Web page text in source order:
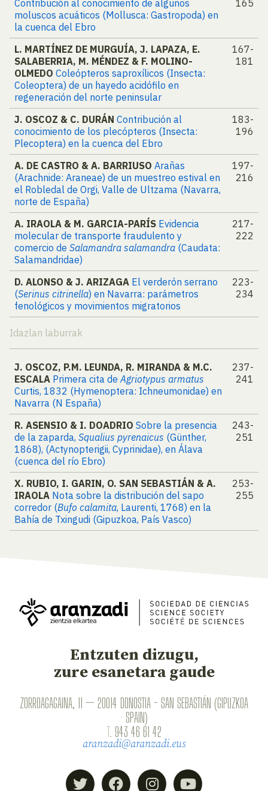
Contribución al conocimiento de algunos
moluscos acuáticos (Mollusca: Gastropoda) en
la cuenca del Ebro
165
L. MARTÍNEZ DE MURGUÍA, J. LAPAZA, E.
SALABERRIA, M. MÉNDEZ & F. MOLINO-
OLMEDO Coleópteros saproxílicos (Insecta:
Coleoptera) de un hayedo acidófilo en
regeneración del norte peninsular
167-
181
J. OSCOZ & C. DURÁN Contribución al
conocimiento de los plecópteros (Insecta:
Plecoptera) en la cuenca del Ebro
183-
196
A. DE CASTRO & A. BARRIUSO Arañas
(Arachnide: Araneae) de un muestreo estival en
el Robledal de Orgi, Valle de Ultzama (Navarra,
norte de España)
197-
216
A. IRAOLA & M. GARCIA-PARÍS Evidencia
molecular de transporte fraudulento y
comercio de Salamandra salamandra (Caudata:
Salamandridae)
217-
222
D. ALONSO & J. ARIZAGA El verderón serrano
(Serinus citrinella) en Navarra: parámetros
fenológicos y movimientos migratorios
223-
234
Idazlan laburrak
J. OSCOZ, P.M. LEUNDA, R. MIRANDA & M.C.
ESCALA Primera cita deAgriotypus armatus
Curtis, 1832 (Hymenoptera: Ichneumonidae) en
Navarra (N España)
237-
241
R. ASENSIO & I. DOADRIO Sobre la presencia
de la zaparda, Squalius pyrenaicus (Günther,
1868), (Actynopterigii, Cyprinidae), en Álava
(cuenca del río Ebro)
243-
251
X. RUBIO, I. GARIN, O. SAN SEBASTIÁN & A.
IRAOLA Nota sobre la distribución del sapo
corredor (Bufo calamita, Laurenti, 1768) en la
Bahía de Txingudi (Gipuzkoa, País Vasco)
253-
255
Entzuten dizugu,
zure esanetara gaude
ZORROAGAGAINA, 11 — 20014 DONOSTIA - SAN SEBASTIÁN (GIPUZKOA
· SPAIN)
T. 943 46 61 42
aranzadi@aranzadi.eus